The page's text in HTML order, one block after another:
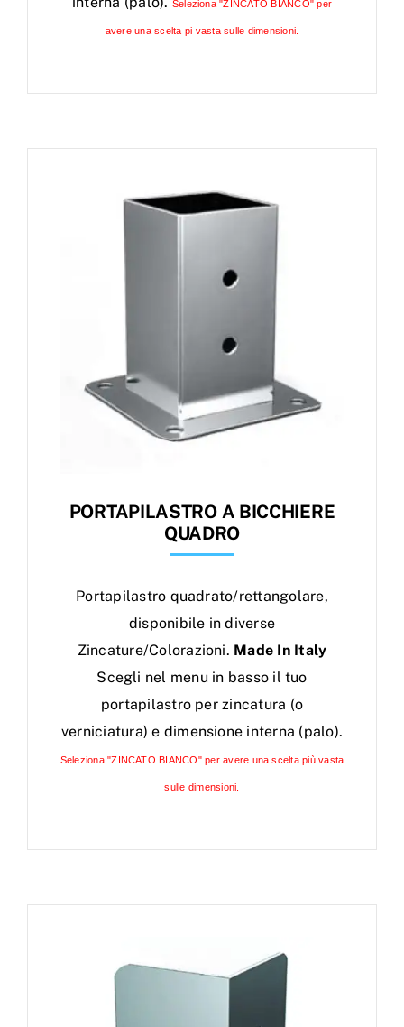
Seleziona "ZINCATO BIANCO" per
avere una scelta pi vasta sulle dimensioni.
PORTAPILASTRO A BICCHIERE
QUADRO
Portapilastro quadrato/rettangolare,
disponibile in diverse
Zincature/Colorazioni. Made In Italy
Scegli nel menu in basso il tuo
portapilastro per zincatura (o
verniciatura) e dimensione interna (palo).
Seleziona "ZINCATO BIANCO" per avere una scelta più vasta
sulle dimensioni.